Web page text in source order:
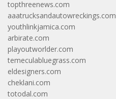
topthreenews.com
aaatrucksandautowreckings.com
youthlinkjamica.com
arbirate.com
playoutworlder.com
temeculabluegrass.com
eldesigners.com
cheklani.com
totodal.com